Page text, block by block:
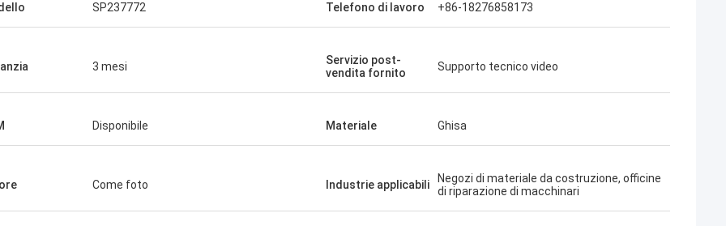
SP237772 Telefono di lavoro +86-18276858173
3 mesi
Servizio post-
vendita fornito
Supporto tecnico video
Disponibile Materiale Ghisa
Come foto Industrie applicabili
Negozi di materiale da costruzione, officine
di riparazione di macchinari